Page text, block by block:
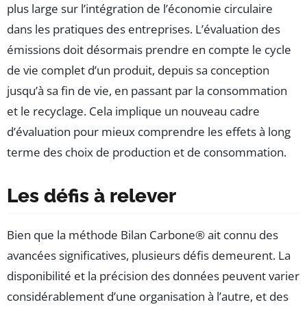
plus large sur l’intégration de l’économie circulaire
dans les pratiques des entreprises. L’évaluation des
émissions doit désormais prendre en compte le cycle
de vie complet d’un produit, depuis sa conception
jusqu’à sa fin de vie, en passant par la consommation
et le recyclage. Cela implique un nouveau cadre
d’évaluation pour mieux comprendre les effets à long
terme des choix de production et de consommation.
Les défis à relever
Bien que la méthode Bilan Carbone® ait connu des
avancées significatives, plusieurs défis demeurent. La
disponibilité et la précision des données peuvent varier
considérablement d’une organisation à l’autre, et des